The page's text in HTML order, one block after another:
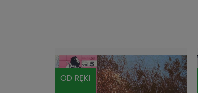
OD RĘKI